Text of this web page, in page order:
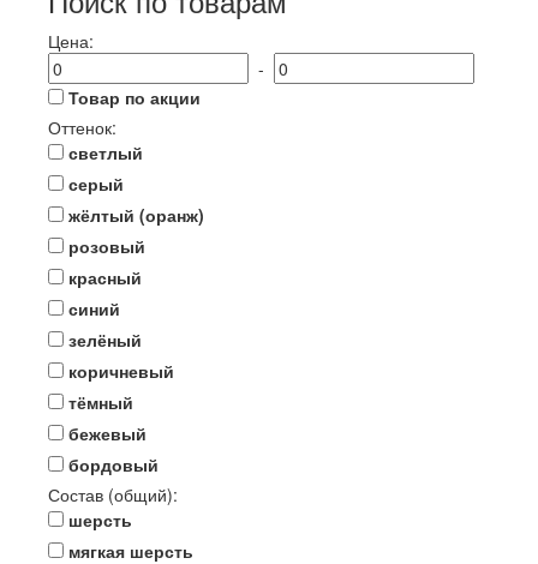
Цена:
-
Товар по акции
Оттенок:
светлый
серый
жёлтый (оранж)
розовый
красный
синий
зелёный
коричневый
тёмный
бежевый
бордовый
Состав (общий):
шерсть
мягкая шерсть